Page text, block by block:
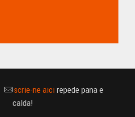
scrie-ne aici repede pana e
calda!